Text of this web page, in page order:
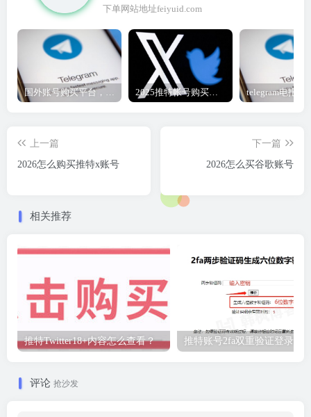
下单网站地址feiyuid.com
上一篇
2026怎么购买推特x账号
下一篇
2026怎么买谷歌账号
相关推荐
推特Twitter18+内容怎么查看？ 推特账号2fa双重验证登录教
评论 抢沙发